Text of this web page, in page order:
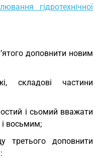
гідротехнічної
доповнити новим
складові частини
і сьомий вважати
восьмим;
третього доповнити